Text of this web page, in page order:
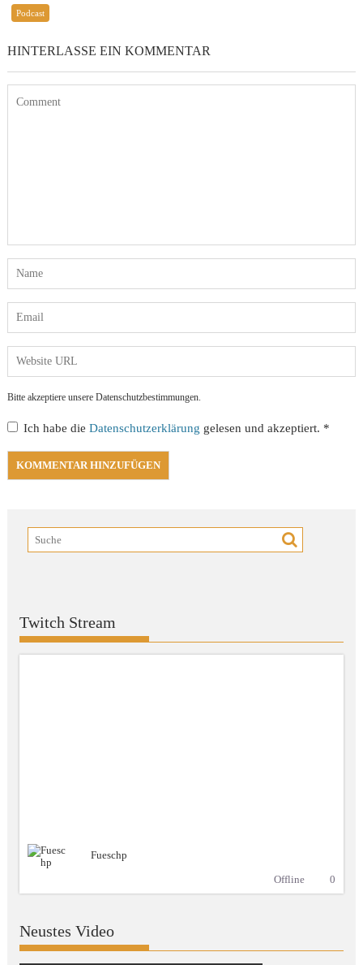
Podcast
HINTERLASSE EIN KOMMENTAR
Bitte akzeptiere unsere Datenschutzbestimmungen.
Ich habe dieDatenschutzerklärung gelesen und akzeptiert. *
Twitch Stream
Fueschp
Offline
0
Neustes Video